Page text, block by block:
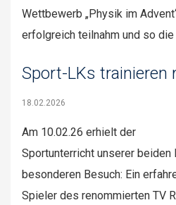
Wettbewerb „Physik im
erfolgreich teilnahm und so die
Sport-LKs trainieren
18.02.2026
Am 10.02.26 erhielt der
Sportunterricht unserer beiden
besonderen Besuch: Ein
Spieler des renommierten TV